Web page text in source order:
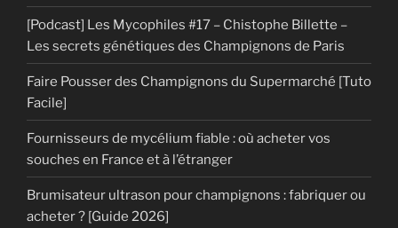
[Podcast] Les Mycophiles #17 – Chistophe Billette –
Les secrets génétiques des Champignons de Paris
Faire Pousser des Champignons du Supermarché [Tuto
Facile]
Fournisseurs de mycélium fiable : où acheter vos
souches en France et à l’étranger
Brumisateur ultrason pour champignons : fabriquer ou
acheter ? [Guide 2026]